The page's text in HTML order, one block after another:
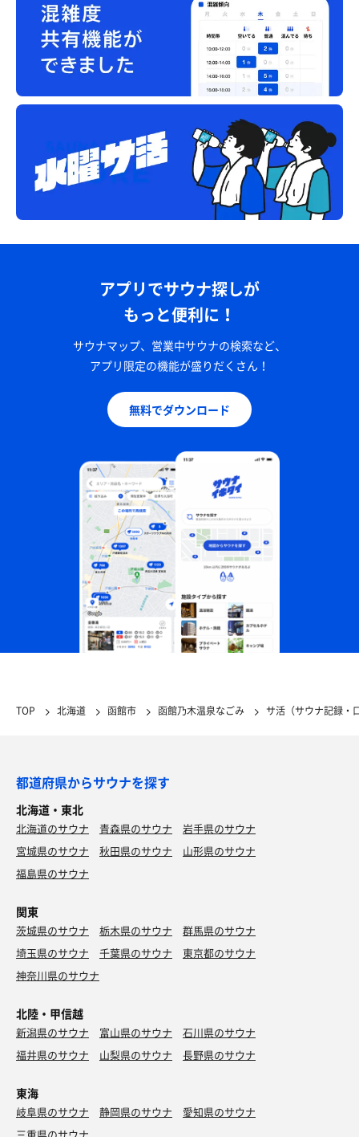
アプリでサウナ探しが
もっと便利に！
サウナマップ、営業中サウナの検索など、
アプリ限定の機能が盛りだくさん！
無料でダウンロード
TOP 北海道 函館市 函館乃木温泉なごみ サ活（サウナ記録・
都道府県からサウナを探す
北海道・東北
北海道のサウナ 青森県のサウナ
岩手県のサウナ
宮城県のサウナ
秋田県のサウナ
山形県のサウナ
福島県のサウナ
関東
茨城県のサウナ 栃木県のサウナ
群馬県のサウナ
埼玉県のサウナ
千葉県のサウナ
東京都のサウナ
神奈川県のサウナ
北陸・甲信越
新潟県のサウナ 富山県のサウナ
石川県のサウナ
福井県のサウナ
山梨県のサウナ 長野県のサウナ
東海
岐阜県のサウナ 静岡県のサウナ
愛知県のサウナ
三重県のサウナ